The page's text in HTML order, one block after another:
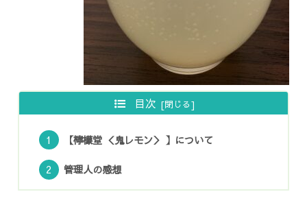
目次
【檸檬堂 ＜鬼レモン＞ 】について
管理人の感想